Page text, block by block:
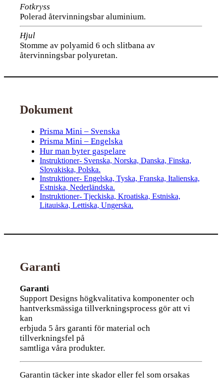
Fotkryss
Polerad återvinningsbar aluminium.
Hjul
Stomme av polyamid 6 och slitbana av
återvinningsbar polyuretan.
Dokument
Prisma Mini – Svenska
Prisma Mini – Engelska
Hur man byter gaspelare
Instruktioner- Svenska, Norska, Danska, Finska,
Slovakiska, Polska.
Instruktioner- Engelska, Tyska, Franska, Italienska,
Estniska, Nederländska.
Instruktioner- Tjeckiska, Kroatiska, Estniska,
Litauiska, Lettiska, Ungerska.
Garanti
Garanti
Support Designs högkvalitativa komponenter och
hantverksmässiga tillverkningsprocess gör att vi
kan
erbjuda 5 års garanti för material och
tillverkningsfel på
samtliga våra produkter.
Garantin täcker inte skador eller fel som orsakas